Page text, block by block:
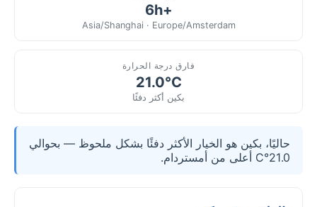
+6h
Asia/Shanghai · Europe/Amsterdam
فارق درجة الحرارة
21.0°C
بكين أكثر دفئًا
حاليًا، بكين هو الخيار الأكثر دفئًا بشكل ملحوظ — بحوالي
21.0°C أعلى من أمستردام.